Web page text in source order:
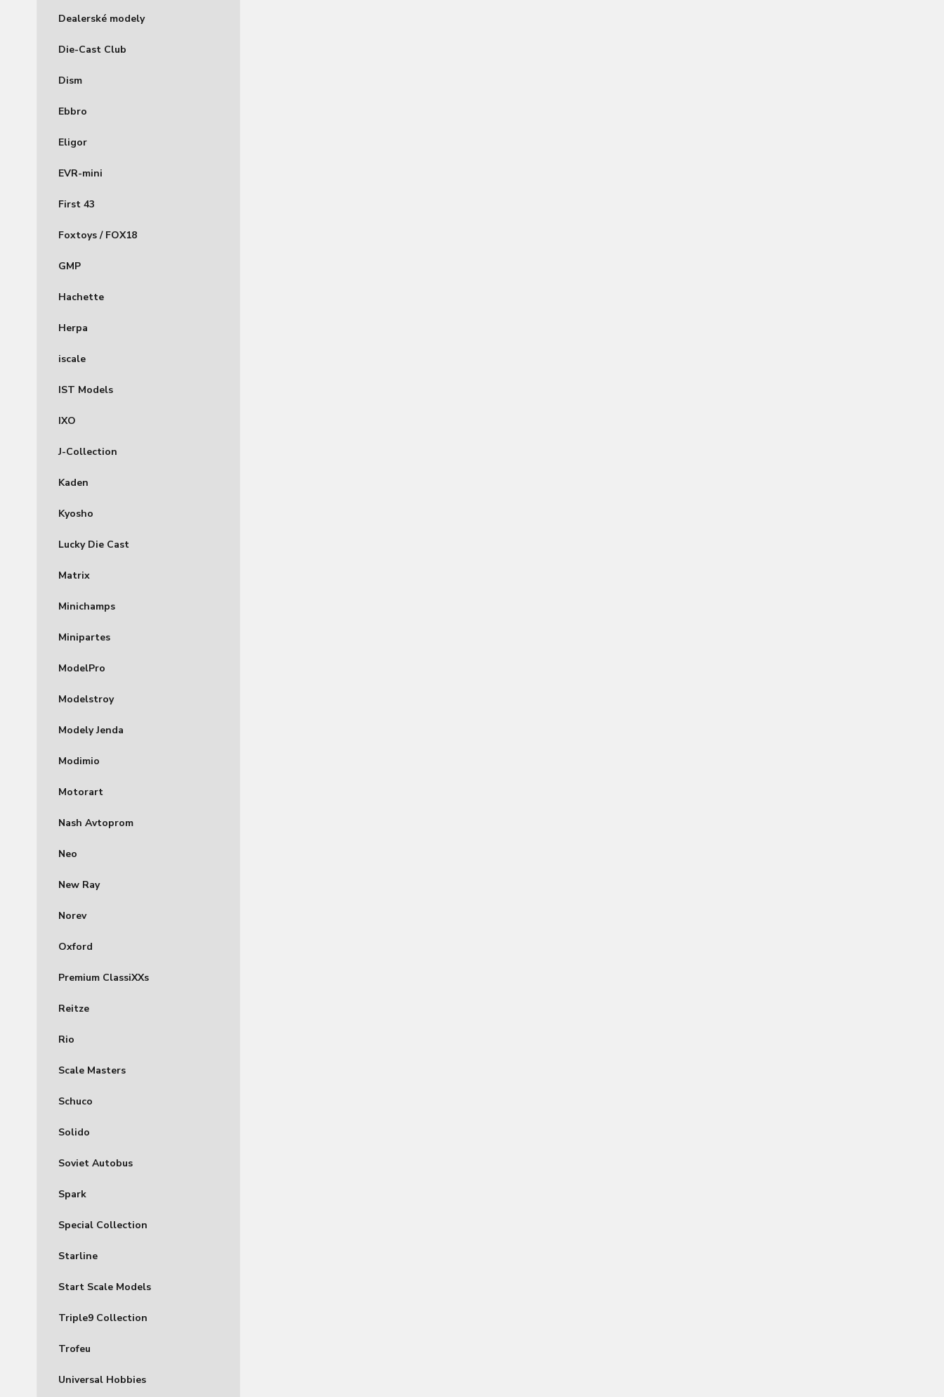
Dealerské modely
Die-Cast Club
Dism
Ebbro
Eligor
EVR-mini
First 43
Foxtoys / FOX18
GMP
Hachette
Herpa
iscale
IST Models
IXO
J-Collection
Kaden
Kyosho
Lucky Die Cast
Matrix
Minichamps
Minipartes
ModelPro
Modelstroy
Modely Jenda
Modimio
Motorart
Nash Avtoprom
Neo
New Ray
Norev
Oxford
Premium ClassiXXs
Reitze
Rio
Scale Masters
Schuco
Solido
Soviet Autobus
Spark
Special Collection
Starline
Start Scale Models
Triple9 Collection
Trofeu
Universal Hobbies